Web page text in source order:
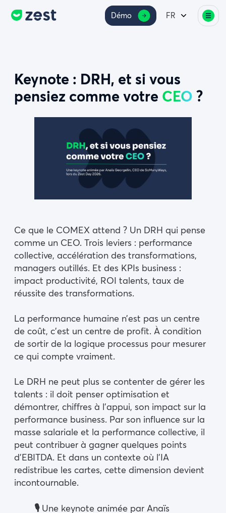
Démo FR
Keynote : DRH, et si vous
pensiez comme votre CEO ?
Ce que le COMEX attend ? Un DRH qui pense
comme un CEO. Trois leviers : performance
collective, accélération des transformations,
managers outillés. Et des KPIs business :
impact productivité, ROI talents, taux de
réussite des transformations.
La performance humaine n’est pas un centre
de coût, c’est un centre de profit. À condition
de sortir de la logique processus pour mesurer
ce qui compte vraiment.
Le DRH ne peut plus se contenter de gérer les
talents : il doit penser optimisation et
démontrer, chiffres à l’appui, son impact sur la
performance business. Par son influence sur la
masse salariale et la performance collective, il
peut contribuer à gagner quelques points
d’EBITDA. Et dans un contexte où l’IA
redistribue les cartes, cette dimension devient
incontournable.
🎙️ Une keynote animée par Anaïs